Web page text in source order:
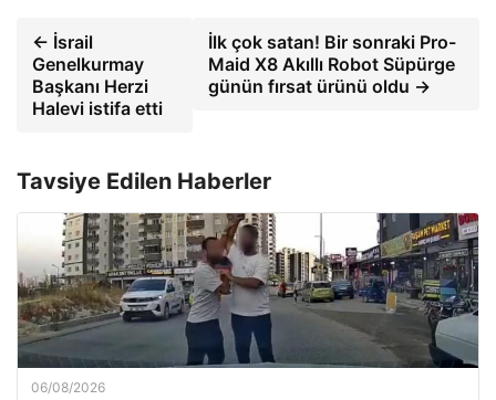
← İsrail
Genelkurmay
Başkanı Herzi
Halevi istifa etti
İlk çok satan! Bir sonraki Pro-
Maid X8 Akıllı Robot Süpürge
günün fırsat ürünü oldu →
Tavsiye Edilen Haberler
06/08/2026